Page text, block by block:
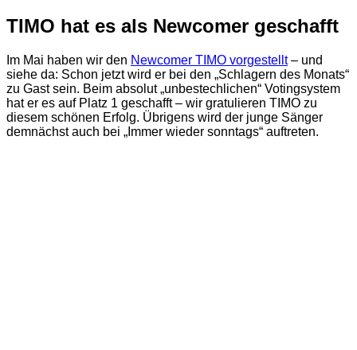
TIMO hat es als Newcomer geschafft
Im Mai haben wir den Newcomer TIMO vorgestellt– und
siehe da: Schon jetzt wird er bei den „Schlagern des Monats“
zu Gast sein. Beim absolut „unbestechlichen“ Votingsystem
hat er es auf Platz 1 geschafft – wir gratulieren TIMO zu
diesem schönen Erfolg. Übrigens wird der junge Sänger
demnächst auch bei „Immer wieder sonntags“ auftreten.